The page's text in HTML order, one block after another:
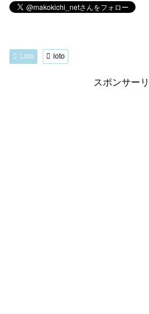
Loto loto
スポンサー